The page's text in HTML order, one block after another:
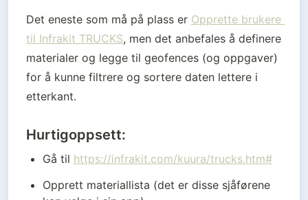
Det eneste som må på plass er Opprette brukere
til Infrakit TRUCKS, men det anbefales å definere
materialer og legge til geofences (og oppgaver)
for å kunne filtrere og sortere daten lettere i
etterkant.
Hurtigoppsett:
Gå til https://infrakit.com/kuura/trucks.htm#
Opprett materiallista (det er disse sjåførene